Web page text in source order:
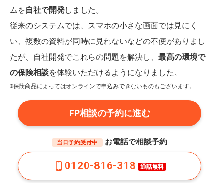
ムを自社で開発しました。
従来のシステムでは、スマホの小さな画面では見にく
い、複数の資料が同時に見れないなどの不便がありまし
たが、自社開発でこれらの問題を解決し、 最高の環境で
の保険相談を体験いただけるようになりました。
※保険商品によってはオンラインで申込みできないものもございます。
FP相談の予約に進む
当日予約受付中 お電話で相談予約
0120-816-318 通話無料